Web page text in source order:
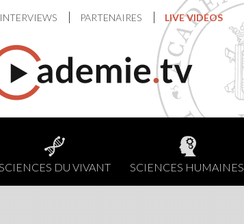
INTERVIEWS PARTENAIRES LIVE VIDÉOS
DU VIVANT SCIENCES HUMAINES